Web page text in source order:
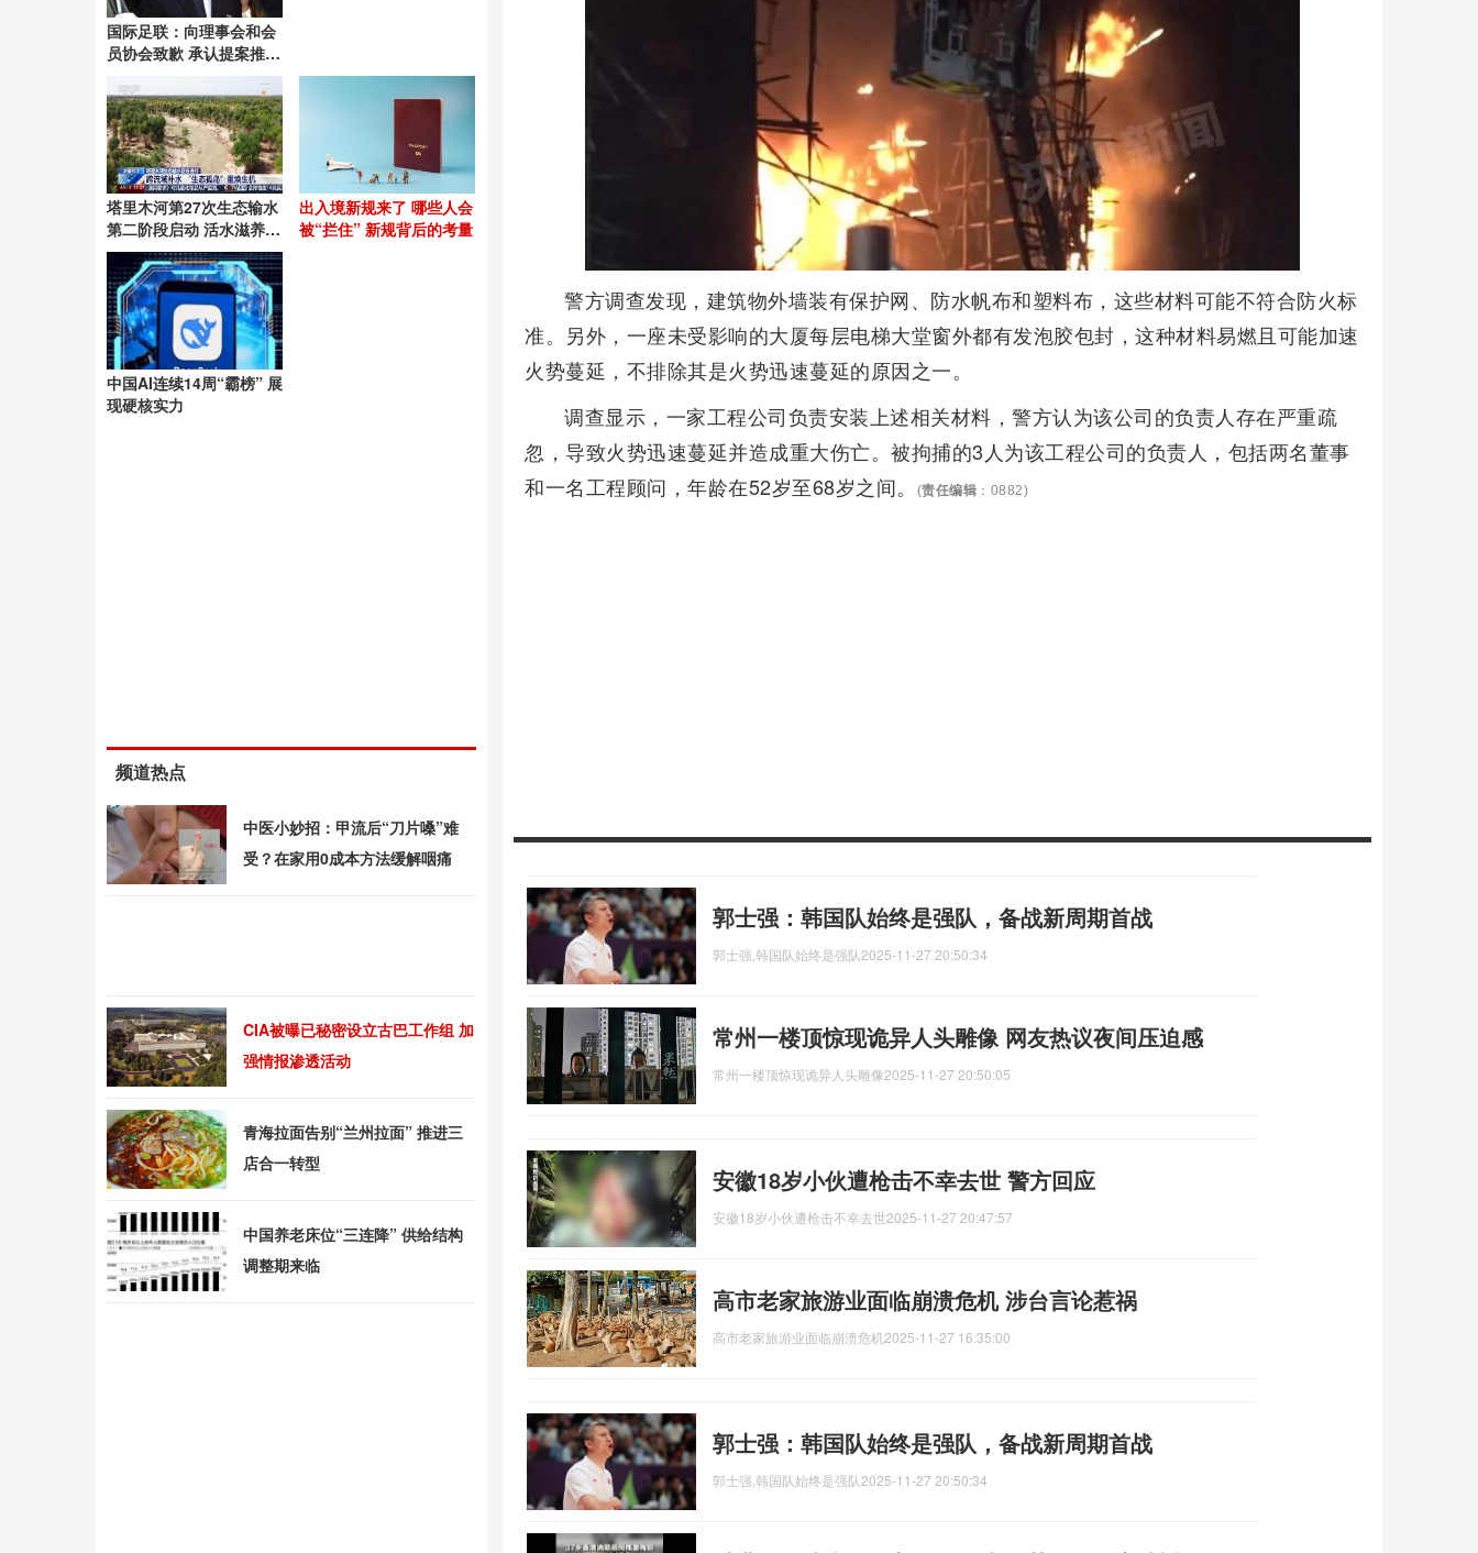
警方调查发现，建筑物外墙装有保护网、防水帆布和塑料布，这些材料可能不符合防火标
准。另外，一座未受影响的大厦每层电梯大堂窗外都有发泡胶包封，这种材料易燃且可能加速
火势蔓延，不排除其是火势迅速蔓延的原因之一。
调查显示，一家工程公司负责安装上述相关材料，警方认为该公司的负责人存在严重疏
忽，导致火势迅速蔓延并造成重大伤亡。被拘捕的3人为该工程公司的负责人，包括两名董事
和一名工程顾问，年龄在52岁至68岁之间。
(责任编辑 ：0882)
郭士强：韩国队始终是强队，备战新周期首战
郭士强,韩国队始终是强队2025-11-27 20:50:34
常州一楼顶惊现诡异人头雕像 网友热议夜间压迫感
常州一楼顶惊现诡异人头雕像2025-11-27 20:50:05
安徽18岁小伙遭枪击不幸去世 警方回应
安徽18岁小伙遭枪击不幸去世2025-11-27 20:47:57
高市老家旅游业面临崩溃危机 涉台言论惹祸
高市老家旅游业面临崩溃危机 2025-11-27 16:35:00
郭士强：韩国队始终是强队，备战新周期首战
郭士强,韩国队始终是强队2025-11-27 20:50:34
国际足联：向理事会和会
员协会致歉 承认提案推进
塔里木河第27次生态输水
第二阶段启动 活水滋养绿
洲
出入境新规来了 哪些人会
被“拦住” 新规背后的考量
中国AI连续14周“霸榜” 展
现硬核实力
频道热点
中医小妙招：甲流后“刀片嗓”难
受？在家用0成本方法缓解咽痛
CIA被曝已秘密设立古巴工作组 加
强情报渗透活动
青海拉面告别“兰州拉面” 推进三
店合一转型
中国养老床位“三连降” 供给结构
调整期来临